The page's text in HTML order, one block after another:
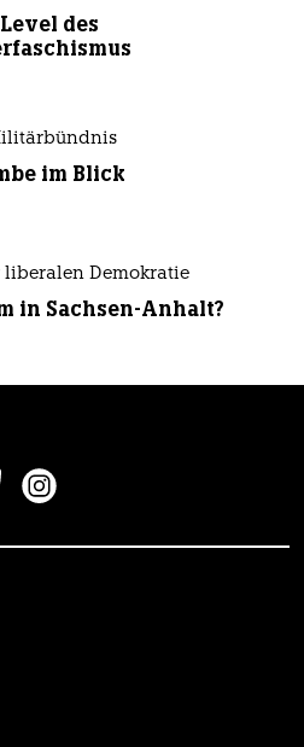
des
im Blick
liberalen Demokratie
in Sachsen-Anhalt?